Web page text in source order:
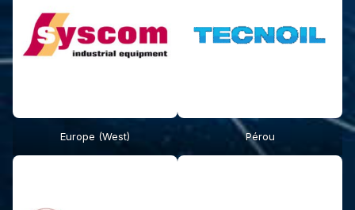
Europe (West) Pérou